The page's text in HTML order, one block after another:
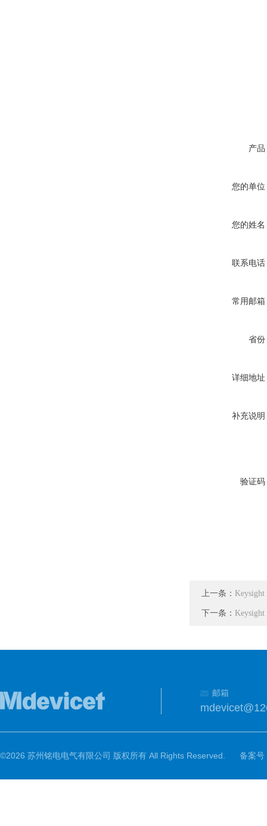
产品
您的单位
您的姓名
联系电话
常用邮箱
省份
详细地址
补充说明
验证码
上一条：
下一条：
邮箱
©2026 苏州铭电电气有限公司 版权所有 All Rights Reserved. 备案号